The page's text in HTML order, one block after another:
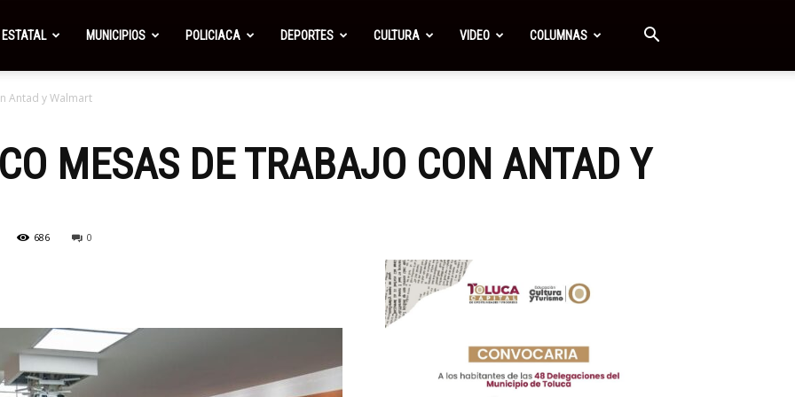
ESTATAL MUNICIPIOS POLICIACA DEPORTES CULTURA VIDEO COLUMNAS
Antad y Walmart
MESAS DE TRABAJO CON ANTAD Y
686 0